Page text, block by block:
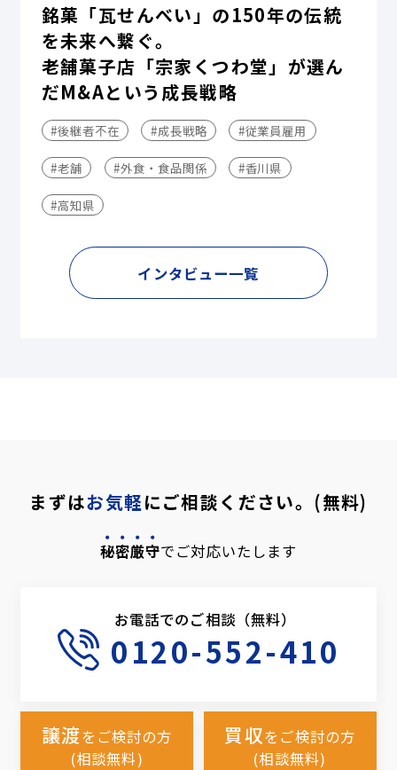
銘菓「瓦せんべい」の150年の伝統
を未来へ繋ぐ。
老舗菓子店「宗家くつわ堂」が選ん
だM&Aという成長戦略
#後継者不在 #成長戦略 #従業員雇用
#老舗 #外食・食品関係 #香川県
#高知県
インタビュー一覧
まずはお気軽にご相談ください。(無料)
秘密厳守でご対応いたします
お電話でのご相談（無料）
0120-552-410
譲渡をご検討の方
(相談無料)
買収をご検討の方
(相談無料)